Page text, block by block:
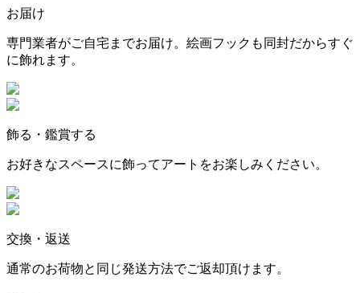
お届け
専門業者がご自宅までお届け。絵画フックも同封だからすぐ
に飾れます。
飾る・鑑賞する
お好きなスペースに飾ってアートをお楽しみください。
交換・返送
通常のお荷物と同じ発送方法でご返却頂けます。